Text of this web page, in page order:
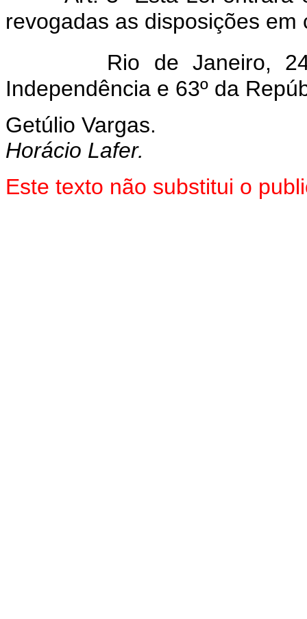
revogadas as disposições em
Rio de Janeiro,
Independência e 63º da
Getúlio Vargas.
Horácio Lafer.
Este texto não substitui o